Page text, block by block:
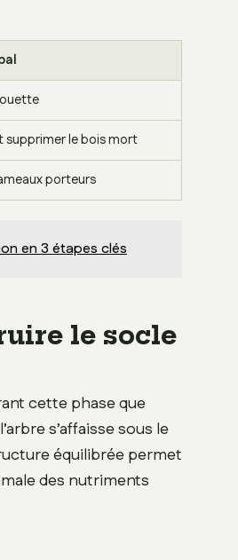
supprimer le bois mort
porteurs
en 3 étapes clés
le socle
cette phase que
s’affaisse sous le
équilibrée permet
des nutriments